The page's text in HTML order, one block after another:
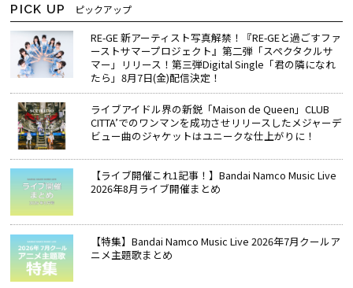
PICK UP ピックアップ
RE-GE 新アーティスト写真解禁！『RE-GEと過ごすファ
ーストサマープロジェクト』第二弾「スペクタクルサ
マー」リリース！第三弾Digital Single「君の隣になれ
たら」8月7日(金)配信決定！
ライブアイドル界の新鋭「Maison de Queen」CLUB
CITTA’でのワンマンを成功させリリースしたメジャーデ
ビュー曲のジャケットはユニークな仕上がりに！
【ライブ開催これ1記事！】Bandai Namco Music Live
2026年8月ライブ開催まとめ
【特集】Bandai Namco Music Live 2026年7月クールア
ニメ主題歌まとめ